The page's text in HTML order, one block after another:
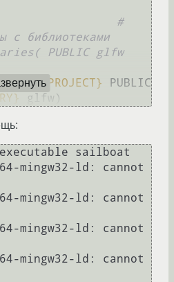
#
с библиотеками
PUBLIC glfw
(${PROJECT}
PUBLIC
sailboat
mingw32-ld: cannot
mingw32-ld: cannot
mingw32-ld: cannot
mingw32-ld: cannot